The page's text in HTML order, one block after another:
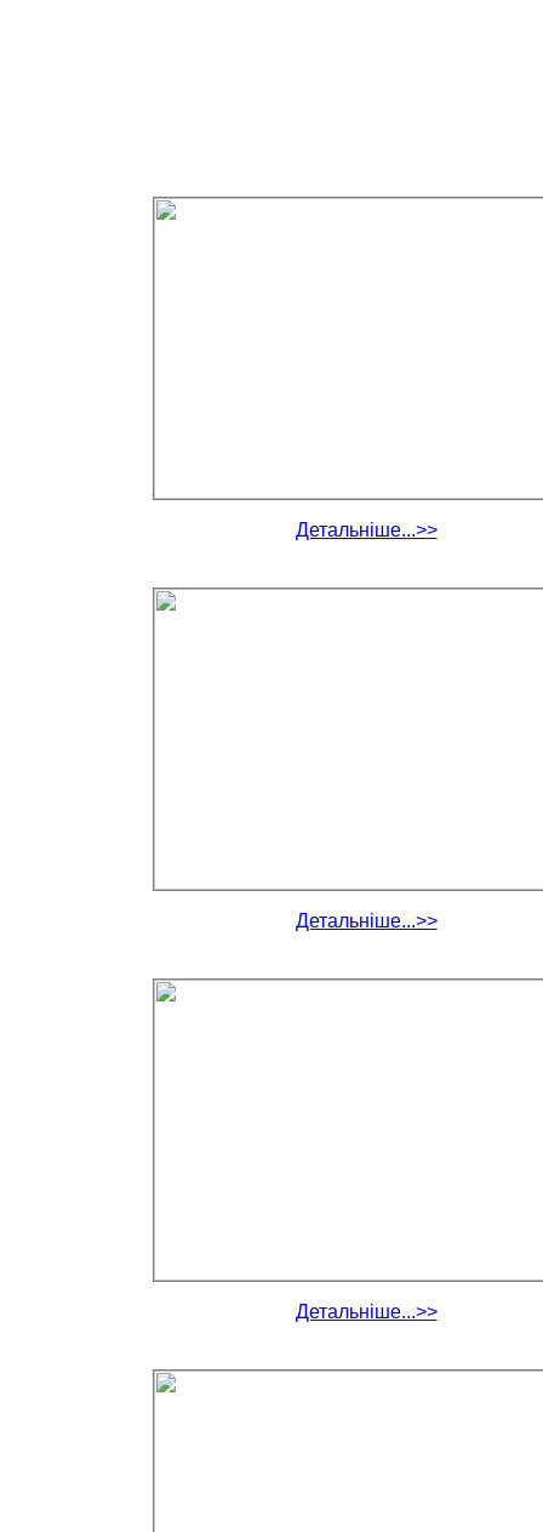
Детальніше...>>
Детальніше...>>
Детальніше...>>